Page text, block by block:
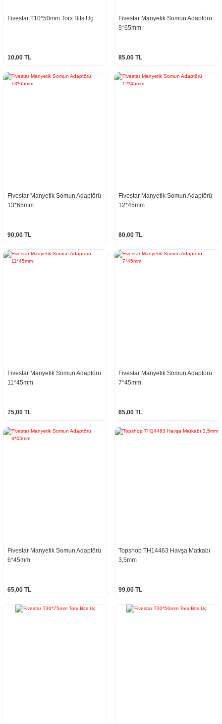
Fivestar T10*50mm Torx Bits Uç
10,00 TL
Fivestar Manyetik Somun Adaptörü
9*65mm
85,00 TL
Fivestar Manyetik Somun Adaptörü
13*65mm
90,00 TL
Fivestar Manyetik Somun Adaptörü
12*45mm
80,00 TL
Fivestar Manyetik Somun Adaptörü
11*45mm
75,00 TL
Fivestar Manyetik Somun Adaptörü
7*45mm
65,00 TL
Fivestar Manyetik Somun Adaptörü
6*45mm
65,00 TL
Topshop TH14463 Havşa Matkabı
3,5mm
99,00 TL